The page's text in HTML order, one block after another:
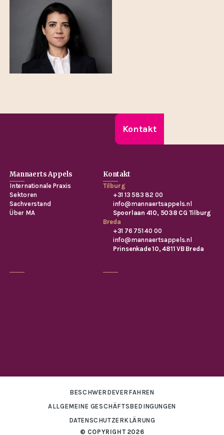
Kontakt
Mannaerts Appels
Internationale Praxis
Sektoren
Sachverstand
Über MA
Kontakt
Tilburg
+31 13 583 82 00
info@mannaertsappels.nl
Spoorlaan 410, 5038 CG Tilburg
Breda
+31 76 751 40 00
info@mannaertsappels.nl
Prinsenkade 10, 4811 VB Breda
BESCHWERDEVERFAHREN
ALLGEMEINE GESCHÄFTSBEDINGUNGEN
DATENSCHUTZERKLÄRUNG
© COPYRIGHT 2026